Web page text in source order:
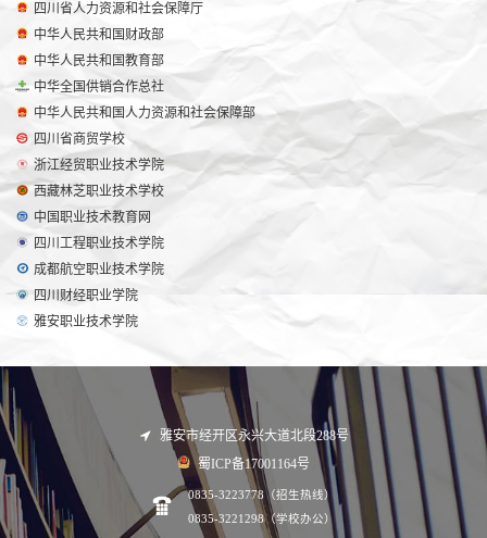
四川省人力资源和社会保障厅
中华人民共和国财政部
中华人民共和国教育部
中华全国供销合作总社
中华人民共和国人力资源和社会保障部
四川省商贸学校
浙江经贸职业技术学院
西藏林芝职业技术学校
中国职业技术教育网
四川工程职业技术学院
成都航空职业技术学院
四川财经职业学院
雅安职业技术学院
雅安市经开区永兴大道北段288号
蜀ICP备17001164号
0835-3223778（招生热线）
0835-3221298（学校办公）